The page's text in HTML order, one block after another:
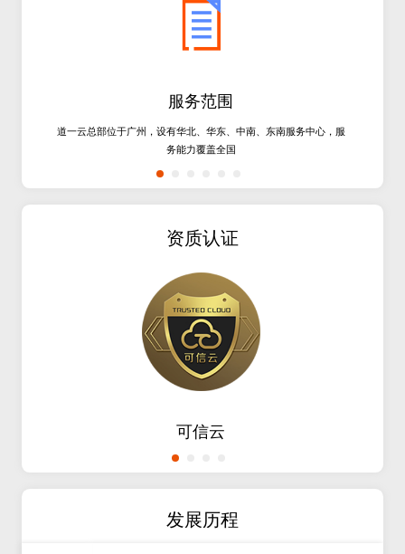
服务范围
道一云总部位于广州，设有华北、华东、中南、东南服务中心，服
务能力覆盖全国
资质认证
可信云
发展历程